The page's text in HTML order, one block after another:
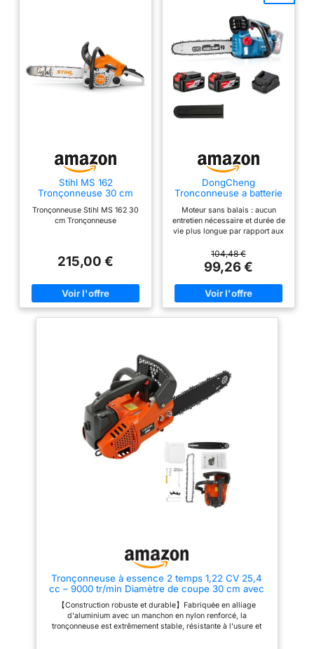
Stihl MS 162
Tronçonneuse 30 cm
Tronçonneuse Stihl MS 162 30
cm Tronçonneuse
215,00 €
DongCheng
Tronconneuse a batterie
25cm de coupe, 2×4Ah
Moteur sans balais : aucun
entretien nécessaire et durée de
vie plus longue par rapport aux
offre une puissance
comparable à celle d'une
tronçonneuse à essence de 25
cm³. Jusqu'à 80 coupes par
charge pour du bois de 10 cm x
10 cm Coupe précise : guide-
de 12 m/s. Coupe facile des
branches et du bois de
chauffage avec une longueur de
coupe max. de 25 cm La
garantissent un fonctionnement
sûr : le frein de chaîne
instantané s'enclenche en 0,1
seconde en cas de rebond,
l'interrupteur de sécurité
empêche tout démarrage
accidentel et la double poignée
automatique intégré de 150 ml
assure une lubrification
l'usure, garantit des
performances optimales et
prolonge la durée de vie de
104,48 €
99,26 €
Tronçonneuse à essence 2 temps 1,22 CV 25,4
cc – 9000 tr/min Diamètre de coupe 30 cm avec
poignée supérieure pour jardin/forêt
【Construction robuste et durable】Fabriquée en alliage
d'aluminium avec un manchon en nylon renforcé, la
tronçonneuse est extrêmement stable, résistante à l'usure et